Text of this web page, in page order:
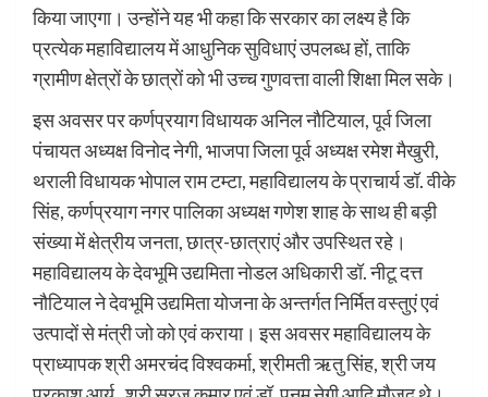
किया जाएगा। उन्होंने यह भी कहा कि सरकार का लक्ष्य है कि
प्रत्येक महाविद्यालय में आधुनिक सुविधाएं उपलब्ध हों, ताकि
ग्रामीण क्षेत्रों के छात्रों को भी उच्च गुणवत्ता वाली शिक्षा मिल सके।
इस अवसर पर कर्णप्रयाग विधायक अनिल नौटियाल, पूर्व जिला
पंचायत अध्यक्ष विनोद नेगी, भाजपा जिला पूर्व अध्यक्ष रमेश मैखुरी,
थराली विधायक भोपाल राम टम्टा, महाविद्यालय के प्राचार्य डॉ. वीके
सिंह, कर्णप्रयाग नगर पालिका अध्यक्ष गणेश शाह के साथ ही बड़ी
संख्या में क्षेत्रीय जनता, छात्र-छात्राएं और उपस्थित रहे।
महाविद्यालय के देवभूमि उद्यमिता नोडल अधिकारी डॉ. नीटू दत्त
नौटियाल ने देवभूमि उद्यमिता योजना के अन्तर्गत निर्मित वस्तुएं एवं
उत्पादों से मंत्री जो को एवं कराया। इस अवसर महाविद्यालय के
प्राध्यापक श्री अमरचंद विश्वकर्मा, श्रीमती ऋतु सिंह, श्री जय